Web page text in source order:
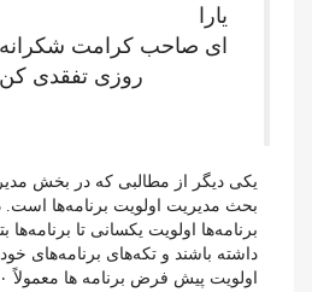
یارا
ای صاحب کرامت
روزی تفقدی کن
یکی دیگر از مطالبی که در بخش
بحث مدیریت اولویت برنامه‌ها است.
داشته باشند و تکه‌های برنامه‌های